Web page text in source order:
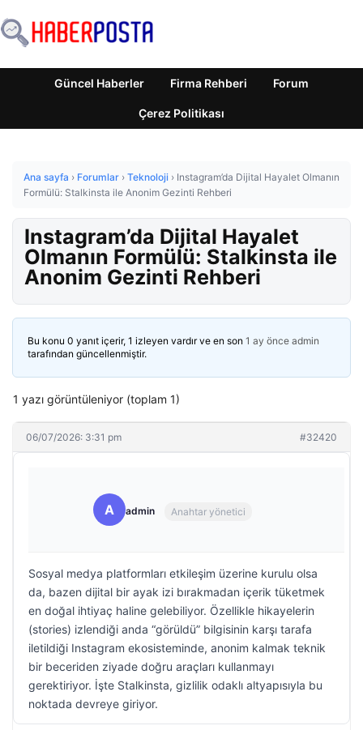
Güncel Haberler Firma Rehberi Forum
Çerez Politikası
Ana sayfa › Forumlar › Teknoloji › Instagram’da Dijital Hayalet Olmanın
Formülü: Stalkinsta ile Anonim Gezinti Rehberi
Instagram’da Dijital Hayalet
Olmanın Formülü: Stalkinsta ile
Anonim Gezinti Rehberi
Bu konu 0 yanıt içerir, 1 izleyen vardır ve en son 1 ay önce admin
tarafından güncellenmiştir.
1 yazı görüntüleniyor (toplam 1)
06/07/2026: 3:31 pm #32420
A admin Anahtar yönetici
Sosyal medya platformları etkileşim üzerine kurulu olsa
da, bazen dijital bir ayak izi bırakmadan içerik tüketmek
en doğal ihtiyaç haline gelebiliyor. Özellikle hikayelerin
(stories) izlendiği anda “görüldü” bilgisinin karşı tarafa
iletildiği Instagram ekosisteminde, anonim kalmak teknik
bir beceriden ziyade doğru araçları kullanmayı
gerektiriyor. İşte Stalkinsta, gizlilik odaklı altyapısıyla bu
noktada devreye giriyor.